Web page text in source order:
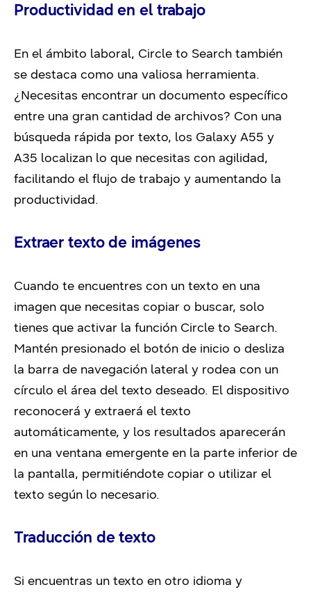
Productividad en el trabajo
En el ámbito laboral, Circle to Search también
se destaca como una valiosa herramienta.
¿Necesitas encontrar un documento específico
entre una gran cantidad de archivos? Con una
búsqueda rápida por texto, los Galaxy A55 y
A35 localizan lo que necesitas con agilidad,
facilitando el flujo de trabajo y aumentando la
productividad.
Extraer texto de imágenes
Cuando te encuentres con un texto en una
imagen que necesitas copiar o buscar, solo
tienes que activar la función Circle to Search.
Mantén presionado el botón de inicio o desliza
la barra de navegación lateral y rodea con un
círculo el área del texto deseado. El dispositivo
reconocerá y extraerá el texto
automáticamente, y los resultados aparecerán
en una ventana emergente en la parte inferior de
la pantalla, permitiéndote copiar o utilizar el
texto según lo necesario.
Traducción de texto
Si encuentras un texto en otro idioma y